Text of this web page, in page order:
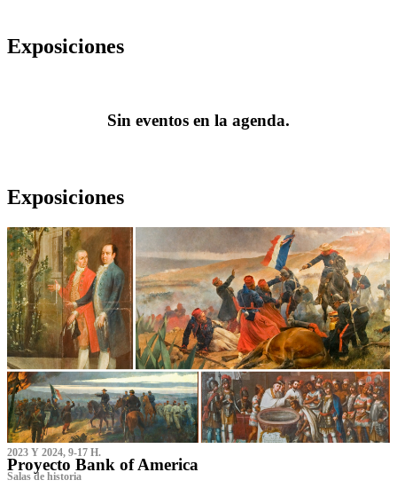
Exposiciones
Sin eventos en la agenda.
Exposiciones
2023 Y 2024, 9-17 H.
Proyecto Bank of America
S‌alas de historia